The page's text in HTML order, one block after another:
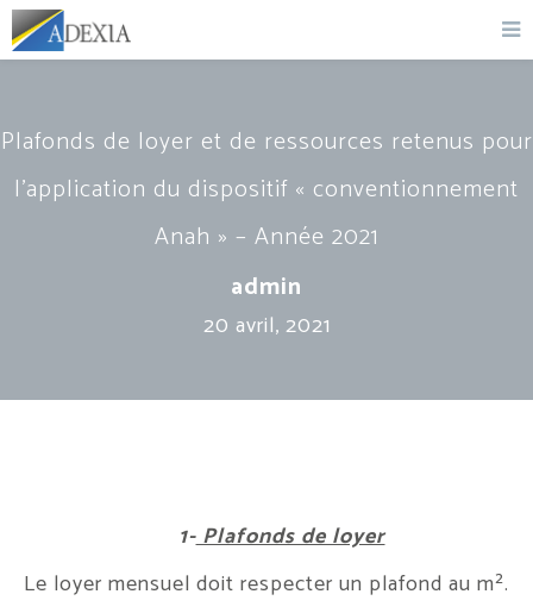
Plafonds de loyer et de ressources retenus pour
l’application du dispositif « conventionnement
Anah » – Année 2021
admin
20 avril, 2021
1-Plafonds de loyer
Le loyer mensuel doit respecter un plafond au m².